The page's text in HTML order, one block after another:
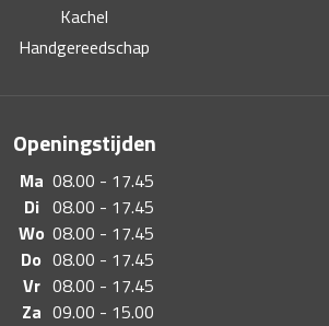
Kachel
Handgereedschap
Openingstijden
Ma 08.00 - 17.45
Di 08.00 - 17.45
Wo 08.00 - 17.45
Do 08.00 - 17.45
Vr 08.00 - 17.45
Za 09.00 - 15.00